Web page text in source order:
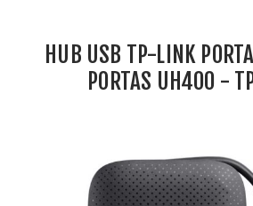
HUB USB TP-LINK
PORTAS UH400 -